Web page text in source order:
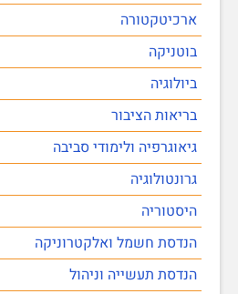
ארכיטקטורה
בוטניקה
ביולוגיה
בריאות הציבור
גיאוגרפיה ולימודי סביבה
גרונטולוגיה
היסטוריה
הנדסת חשמל ואלקטרוניקה
הנדסת תעשייה וניהול